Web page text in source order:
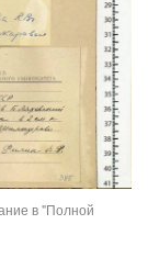
в "Полной